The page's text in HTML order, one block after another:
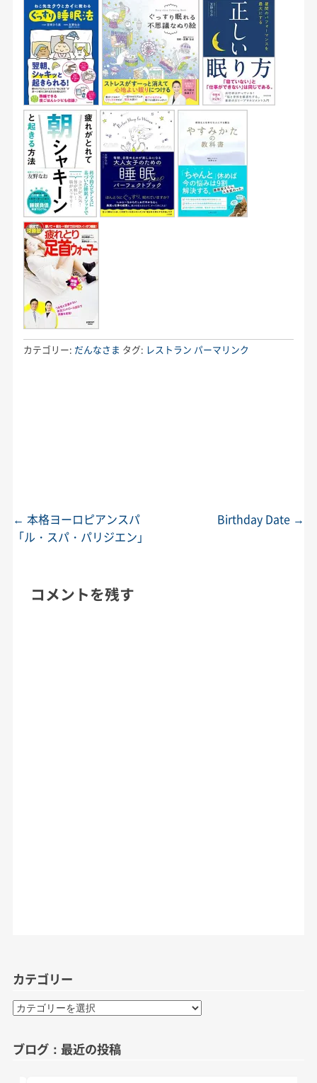
カテゴリー: だんなさま タグ: レストラン パーマリンク
投稿ナビゲーション
← 本格ヨーロピアンスパ
「ル・スパ・パリジエン」
Birthday Date →
コメントを残す
カテゴリー
カ
テ
リ
ブログ：最近の投稿